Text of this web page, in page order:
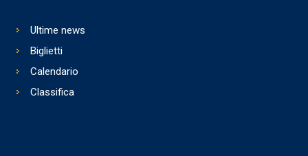
Ultime news
Biglietti
Calendario
Classifica